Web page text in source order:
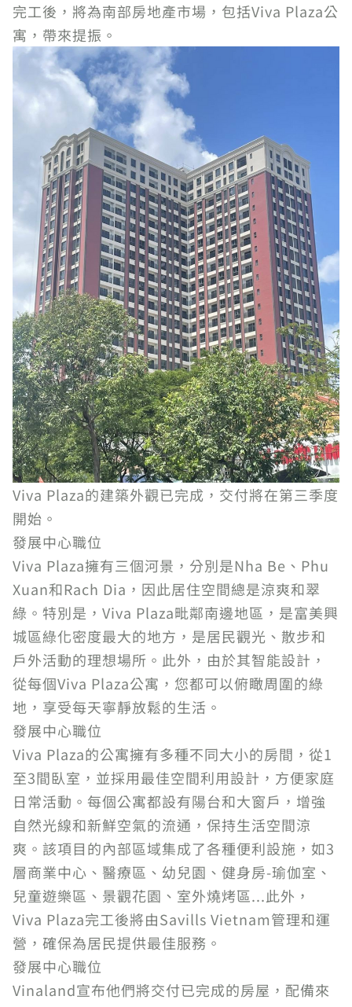
完工後，將為南部房地產市場，包括Viva Plaza公
寓，帶來提振。
Viva Plaza的建築外觀已完成，交付將在第三季度
開始。
發展中心職位
Viva Plaza擁有三個河景，分別是Nha Be、Phu
Xuan和Rach Dia，因此居住空間總是涼爽和翠
綠。特別是，Viva Plaza毗鄰南邊地區，是富美興
城區綠化密度最大的地方，是居民觀光、散步和
戶外活動的理想場所。此外，由於其智能設計，
從每個Viva Plaza公寓，您都可以俯瞰周圍的綠
地，享受每天寧靜放鬆的生活。
發展中心職位
Viva Plaza的公寓擁有多種不同大小的房間，從1
至3間臥室，並採用最佳空間利用設計，方便家庭
日常活動。每個公寓都設有陽台和大窗戶，增強
自然光線和新鮮空氣的流通，保持生活空間涼
爽。該項目的內部區域集成了各種便利設施，如3
層商業中心、醫療區、幼兒園、健身房-瑜伽室、
兒童遊樂區、景觀花園、室外燒烤區...此外，
Viva Plaza完工後將由Savills Vietnam管理和運
營，確保為居民提供最佳服務。
發展中心職位
Vinaland宣布他們將交付已完成的房屋，配備來